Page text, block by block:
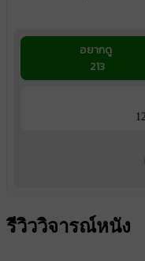
อยากดู
213
รีวิววิจารณ์หนัง